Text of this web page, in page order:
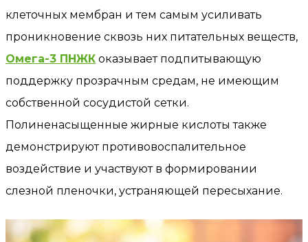
клеточных мембран и тем самым усиливать
проникновение сквозь них питательных веществ,
Омега-3 ПНЖК оказывает подпитывающую
поддержку прозрачным средам, не имеющим
собственной сосудистой сетки.
Полиненасыщенные жирные кислоты также
демонстрируют противовоспалительное
воздействие и участвуют в формировании
слезной пленочки, устраняющей пересыхание.